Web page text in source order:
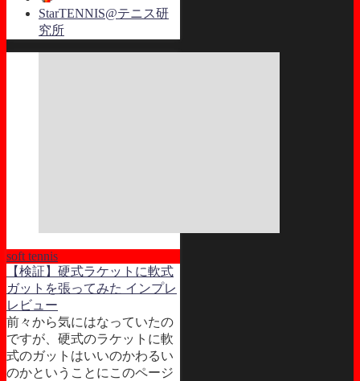
StarTENNIS@テニス研
究所
soft tennis
【検証】硬式ラケットに軟式
ガットを張ってみた インプレ
レビュー
前々から気にはなっていたの
ですが、硬式のラケットに軟
式のガットはいいのかわるい
のかということにこのページ